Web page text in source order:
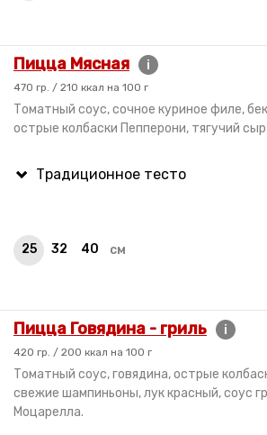
Пицца Мясная i
470 гр. / 210 ккал на 100 г
Томатный соус, сочное куриное филе,
острые колбаски Пепперони, тягучий
25 32 40 см
Пицца Говядина - гриль i
420 гр. / 200 ккал на 100 г
Томатный соус, говядина, острые
свежие шампиньоны, лук красный, соус
Моцарелла.